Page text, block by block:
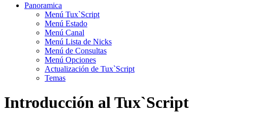
Panoramica
Menú Tux`Script
Menú Estado
Menú Canal
Menú Lista de Nicks
Menú de Consultas
Menú Opciones
Actualización de Tux`Script
Temas
Introducción al Tux`Script